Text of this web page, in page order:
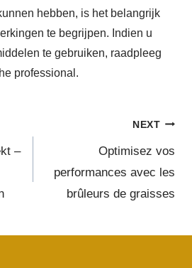
hebben, is het belangrijk
te begrijpen. Indien u
te gebruiken, raadpleeg
professional.
–
NEXT
Optimisez vos
performances avec les
brûleurs de graisses